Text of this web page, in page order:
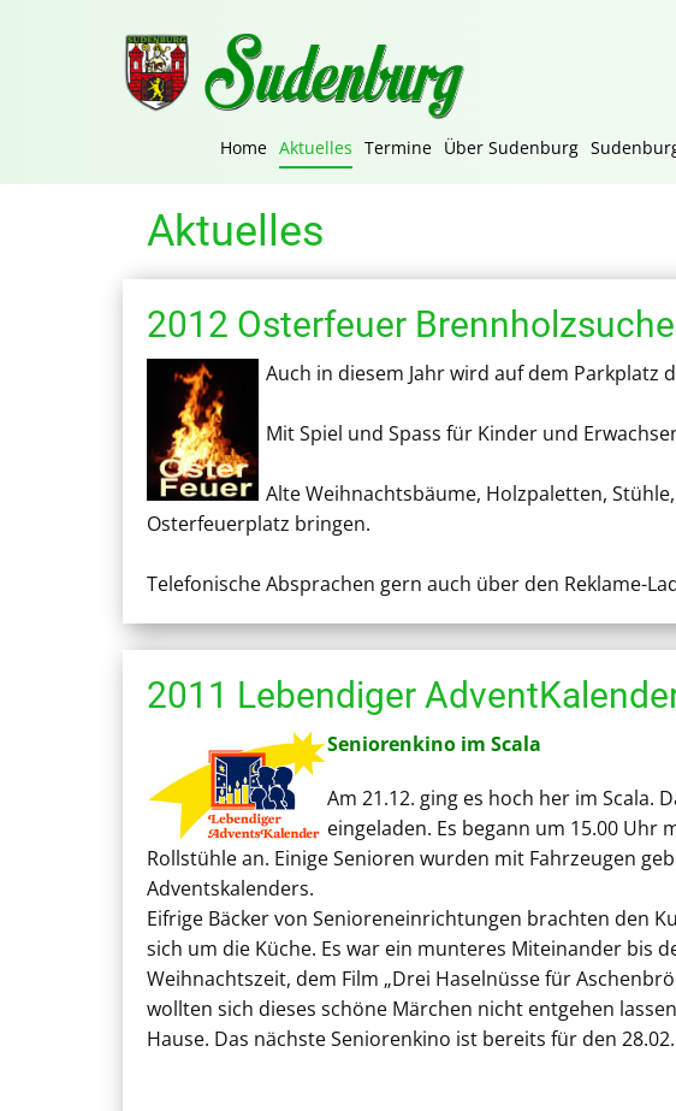
Home Aktuelles Termine Über Sudenburg
Aktuelles
2012 Osterfeuer Brennholzsuche
Auch in diesem Jahr wird auf dem Parkplatz
Mit Spiel und Spass für Kinder und
Alte Weihnachtsbäume, Holzpaletten,
Osterfeuerplatz bringen.
Telefonische Absprachen gern auch über den Reklame-
2011 Lebendiger
Seniorenkino im Scala
Am 21.12. ging es hoch her im Scala.
eingeladen. Es begann um 15.00
Rollstühle an. Einige Senioren wurden mit Fahrzeugen
Adventskalenders.
Eifrige Bäcker von Senioreneinrichtungen brachten den
sich um die Küche. Es war ein munteres Miteinander bis
Weihnachtszeit, dem Film „Drei Haselnüsse für
wollten sich dieses schöne Märchen nicht entgehen
Hause. Das nächste Seniorenkino ist bereits für den